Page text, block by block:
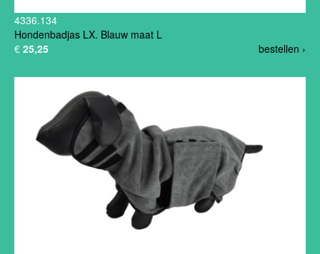
4336.134
Hondenbadjas LX. Blauw maat L
bestellen ›
€ 25,25